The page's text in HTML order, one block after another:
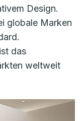
Design.
globale Marken
das
weltweit